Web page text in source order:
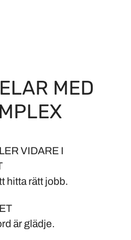
MED
VIDARE I
hitta rätt jobb.
är glädje.